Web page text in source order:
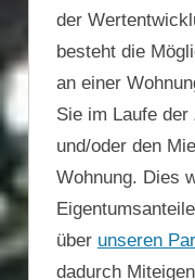
der
besteht die
an einer
Sie im Laufe
und/oder den
Wohnung. Dies
über unseren
dadurch